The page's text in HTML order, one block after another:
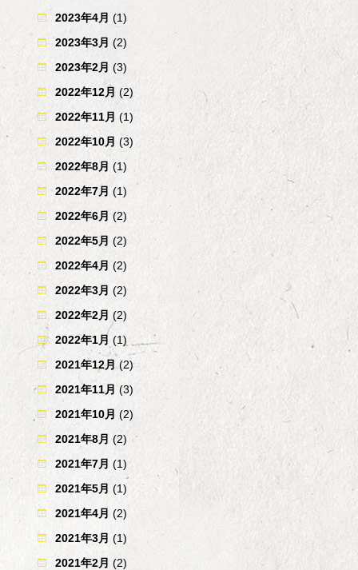
2023年4月 (1)
2023年3月 (2)
2023年2月 (3)
2022年12月 (2)
2022年11月 (1)
2022年10月 (3)
2022年8月 (1)
2022年7月 (1)
2022年6月 (2)
2022年5月 (2)
2022年4月 (2)
2022年3月 (2)
2022年2月 (2)
2022年1月 (1)
2021年12月 (2)
2021年11月 (3)
2021年10月 (2)
2021年8月 (2)
2021年7月 (1)
2021年5月 (1)
2021年4月 (2)
2021年3月 (1)
2021年2月 (2)